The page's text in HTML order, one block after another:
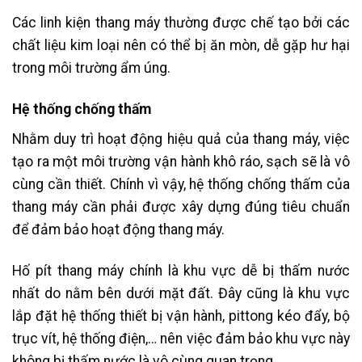
Các linh kiện thang máy thường được chế tạo bởi các
chất liệu kim loại nên có thể bị ăn mòn, dễ gặp hư hại
trong môi trường ẩm úng.
Hệ thống chống thấm
Nhằm duy trì hoạt động hiệu quả của thang máy, việc
tạo ra một môi trường vận hành khô ráo, sạch sẽ là vô
cùng cần thiết. Chính vì vậy, hệ thống chống thấm của
thang máy cần phải được xây dựng đúng tiêu chuẩn
để đảm bảo hoạt động thang máy.
Hố pít thang máy chính là khu vực dễ bị thấm nước
nhất do nằm bên dưới mặt đất. Đây cũng là khu vực
lắp đặt hệ thống thiết bị vận hành, pittong kéo đẩy, bộ
trục vít, hệ thống điện,… nên việc đảm bảo khu vực này